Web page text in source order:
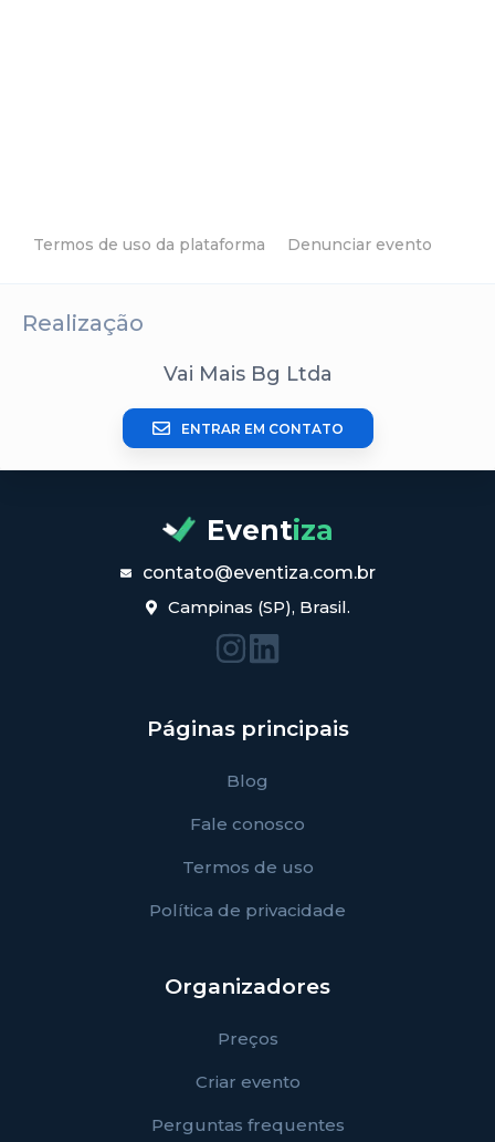
Termos de uso da plataforma Denunciar evento
Realização
Vai Mais Bg Ltda
ENTRAR EM CONTATO
Eventiza
contato@eventiza.com.br
Campinas (SP), Brasil.
Páginas principais
Blog
Fale conosco
Termos de uso
Política de privacidade
Organizadores
Preços
Criar evento
Perguntas frequentes